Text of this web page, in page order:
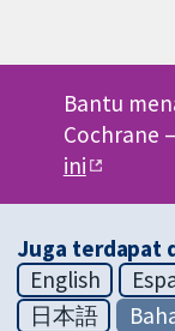
Bantu
Cochrane –
ini
Juga terdapat
English
日本語